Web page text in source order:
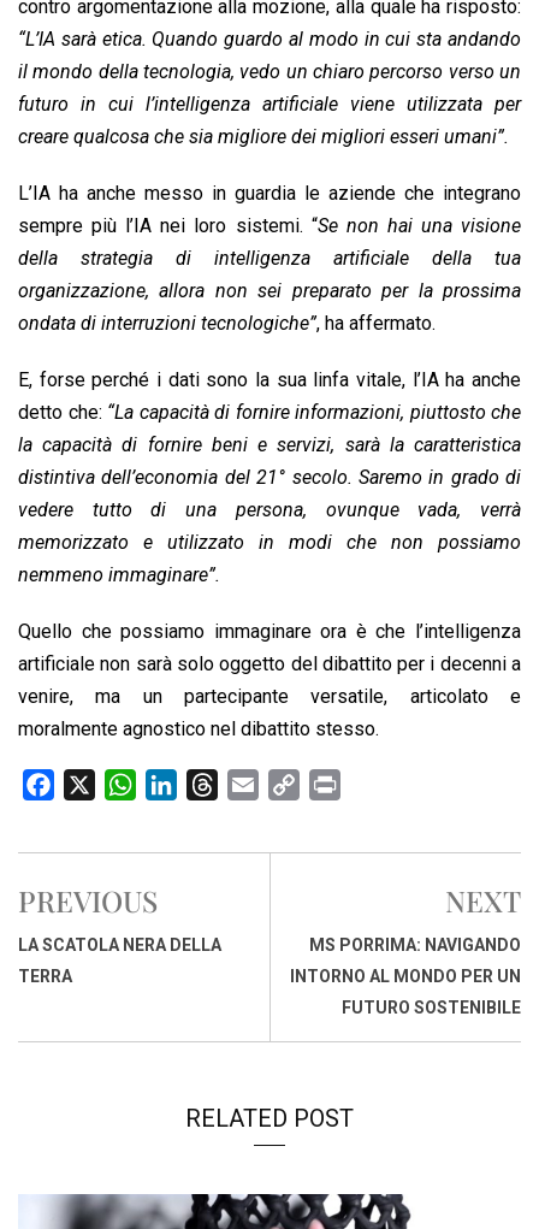
contro argomentazione alla mozione, alla quale ha risposto:
“L’IA sarà etica. Quando guardo al modo in cui sta andando
il mondo della tecnologia, vedo un chiaro percorso verso un
futuro in cui l’intelligenza artificiale viene utilizzata per
creare qualcosa che sia migliore dei migliori esseri umani”.
L’IA ha anche messo in guardia le aziende che integrano
sempre più l’IA nei loro sistemi. “Se non hai una visione
della strategia di intelligenza artificiale della tua
organizzazione, allora non sei preparato per la prossima
ondata di interruzioni tecnologiche”, ha affermato.
E, forse perché i dati sono la sua linfa vitale, l’IA ha anche
detto che: “La capacità di fornire informazioni, piuttosto che
la capacità di fornire beni e servizi, sarà la caratteristica
distintiva dell’economia del 21° secolo. Saremo in grado di
vedere tutto di una persona, ovunque vada, verrà
memorizzato e utilizzato in modi che non possiamo
nemmeno immaginare”.
Quello che possiamo immaginare ora è che l’intelligenza
artificiale non sarà solo oggetto del dibattito per i decenni a
venire, ma un partecipante versatile, articolato e
moralmente agnostico nel dibattito stesso.
c
b
o
o
W
a
s
A
n
d
r
d
a
p
n
i
PREVIOUS
LA SCATOLA NERA DELLA
TERRA
NEXT
MS PORRIMA: NAVIGANDO
INTORNO AL MONDO PER UN
FUTURO SOSTENIBILE
RELATED POST